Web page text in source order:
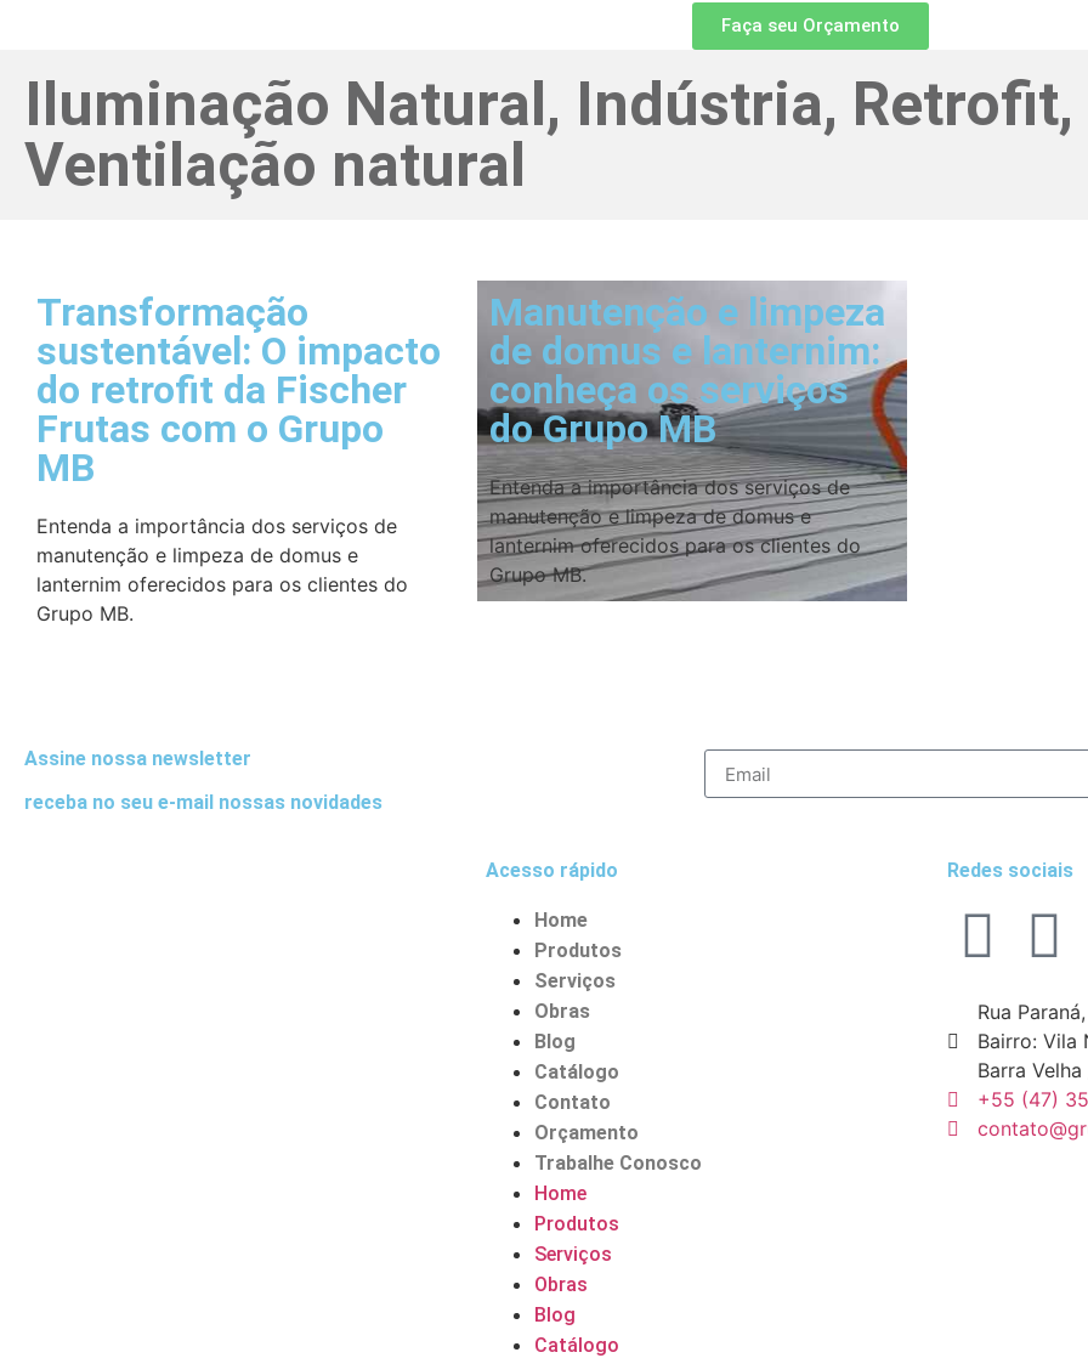
Faça seu Orçamento
Iluminação Natural, Indústria, Retrofit,
Ventilação natural
Transformação
sustentável: O impacto
do retrofit da Fischer
Frutas com o Grupo
MB
Entenda a importância dos serviços de
manutenção e limpeza de domus e
lanternim oferecidos para os clientes do
Grupo MB.
Manutenção e limpeza
de domus e lanternim:
conheça os serviços
do Grupo MB
Entenda a importância dos serviços de
manutenção e limpeza de domus e
lanternim oferecidos para os clientes do
Grupo MB.
Assine nossa newsletter
receba no seu e-mail nossas novidades
Acesso rápido
Home
Produtos
Serviços
Obras
Blog
Catálogo
Contato
Orçamento
Trabalhe Conosco
Home
Produtos
Serviços
Obras
Blog
Catálogo
Redes sociais
Rua
Bairro: Vila
Barra Velha
+55 (47)